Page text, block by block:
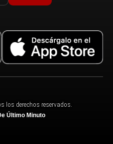
los derechos reservados.
Último Minuto